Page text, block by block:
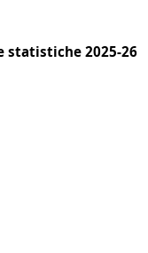
statistiche 2025-26